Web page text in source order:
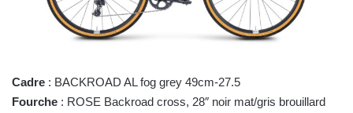
Cadre : BACKROAD AL fog grey 49cm-27.5
Fourche : ROSE Backroad cross, 28″ noir mat/gris brouillard